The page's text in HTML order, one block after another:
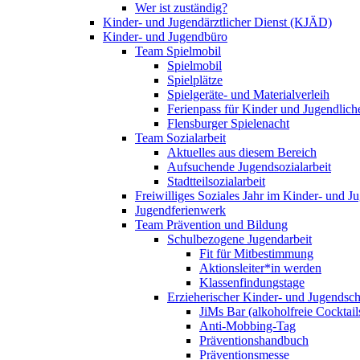
Wer ist zuständig?
Kinder- und Jugendärztlicher Dienst (KJÄD)
Kinder- und Jugendbüro
Team Spielmobil
Spielmobil
Spielplätze
Spielgeräte- und Materialverleih
Ferienpass für Kinder und
Flensburger Spielenacht
Team Sozialarbeit
Aktuelles aus diesem Bereich
Aufsuchende Jugendsozialarbeit
Stadtteilsozialarbeit
Freiwilliges Soziales Jahr im Kinder- und
Jugendferienwerk
Team Prävention und Bildung
Schulbezogene Jugendarbeit
Fit für Mitbestimmung
Aktionsleiter*in werden
Klassenfindungstage
Erzieherischer Kinder- und
JiMs Bar (alkoholfreie
Anti-Mobbing-Tag
Präventionshandbuch
Präventionsmesse